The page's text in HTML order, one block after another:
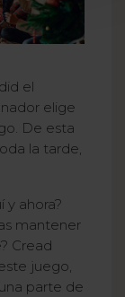
el
elige
De esta
la tarde,
y ahora?
mantener
Cread
juego,
parte de